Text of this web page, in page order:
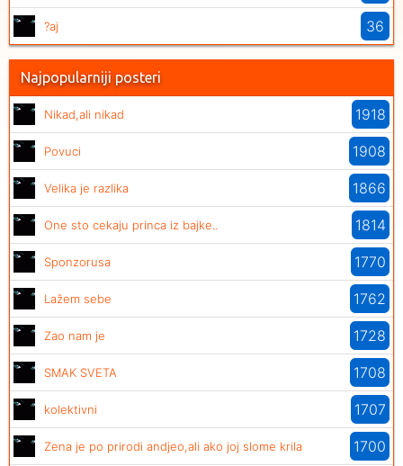
?aj 36
Najpopularniji posteri
Nikad,ali nikad 1918
Povuci 1908
Velika je razlika 1866
One sto cekaju princa iz bajke.. 1814
Sponzorusa 1770
Lažem sebe 1762
Zao nam je 1728
SMAK SVETA 1708
kolektivni 1707
Zena je po prirodi andjeo,ali ako joj slome krila 1700